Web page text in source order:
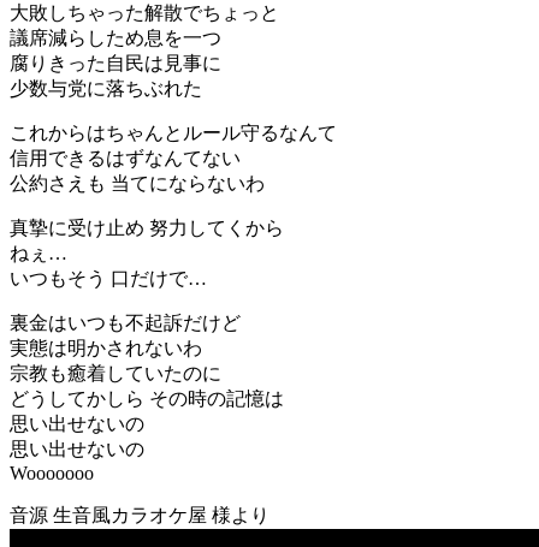
大敗しちゃった解散でちょっと
議席減らしため息を一つ
腐りきった自民は見事に
少数与党に落ちぶれた
これからはちゃんとルール守るなんて
信用できるはずなんてない
公約さえも 当てにならないわ
真摯に受け止め 努力してくから
ねぇ…
いつもそう 口だけで…
裏金はいつも不起訴だけど
実態は明かされないわ
宗教も癒着していたのに
どうしてかしら その時の記憶は
思い出せないの
思い出せないの
Wooooooo
音源 生音風カラオケ屋 様より